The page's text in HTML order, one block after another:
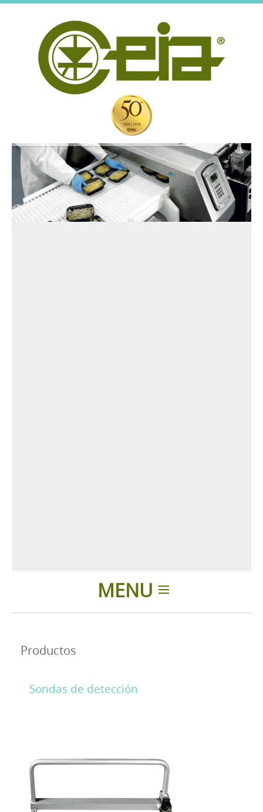
MENU
Aplicaciones
Noticias
Contactos
Solution Designer
Productos
Sondas de detección